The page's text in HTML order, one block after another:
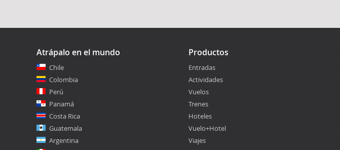
Atrápalo en el mundo
Chile
Colombia
Perú
Panamá
Costa Rica
Guatemala
Argentina
Productos
Entradas
Actividades
Vuelos
Trenes
Hoteles
Vuelo+Hotel
Viajes